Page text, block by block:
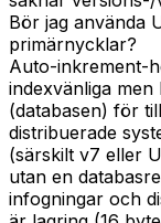
Bör jag använda
primärnycklar?
Auto-inkrement-
indexvänliga
(databasen) för
distribuerade
(särskilt v7 eller
utan en
infogningar och